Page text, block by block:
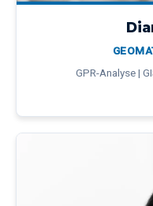
GPR-Analyse |